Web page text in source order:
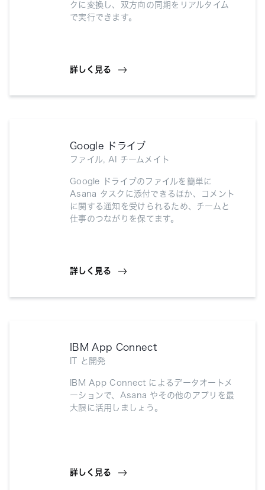
クに変換し、双方向の同期をリアルタイム
で実行できます。
詳しく見る
Google ドライブ
ファイル, AI チームメイト
Google ドライブのファイルを簡単に
Asana タスクに添付できるほか、コメント
に関する通知を受けられるため、チームと
仕事のつながりを保てます。
詳しく見る
IBM App Connect
IT と開発
IBM App Connect によるデータオートメ
ーションで、Asana やその他のアプリを最
大限に活用しましょう。
詳しく見る